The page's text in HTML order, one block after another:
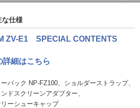
な仕様
ZV-E1 SPECIAL CONTENTS
詳細はこちら
パック NP-FZ100、ショルダーストラップ、
ドスクリーンアダプター、
ーシューキャップ